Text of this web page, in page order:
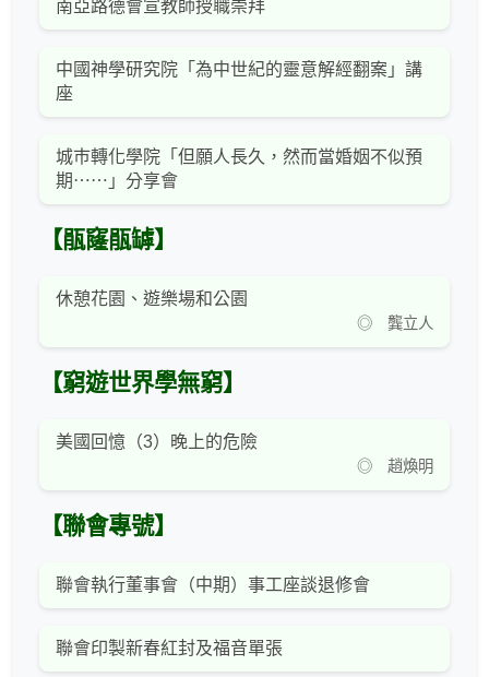
南亞路德會宣教師授職崇拜
中國神學研究院「為中世紀的靈意解經翻案」講
座
城巿轉化學院「但願人長久，然而當婚姻不似預
期⋯⋯」分享會
【瓹窿瓹罅】
休憩花園、遊樂場和公園
◎ 龔立人
【窮遊世界學無窮】
美國回憶（3）晚上的危險
◎ 趙煥明
【聯會專號】
聯會執行董事會（中期）事工座談退修會
聯會印製新春紅封及福音單張